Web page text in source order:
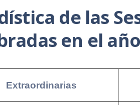
de las
en el
Extraordinarias